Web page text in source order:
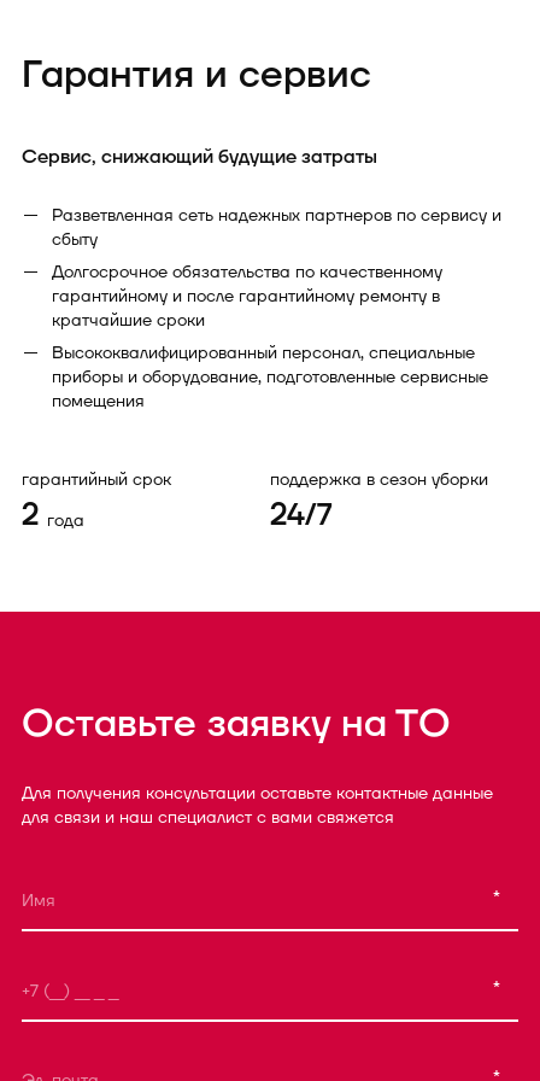
Гарантия и сервис
Сервис, снижающий будущие затраты
Разветвленная сеть надежных партнеров по сервису и
сбыту
Долгосрочное обязательства по качественному
гарантийному и после гарантийному ремонту в
кратчайшие сроки
Высококвалифицированный персонал, специальные
приборы и оборудование, подготовленные сервисные
помещения
гарантийный срок
2 года
поддержка в сезон уборки
24/7
Оставьте заявку на ТО
Для получения консультации оставьте контактные данные
для связи и наш специалист с вами свяжется
*
*